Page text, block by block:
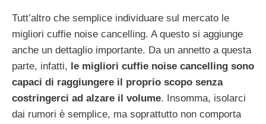
Tutt’altro che semplice individuare sul mercato le
migliori cuffie noise cancelling. A questo si aggiunge
anche un dettaglio importante. Da un annetto a questa
parte, infatti, le migliori cuffie noise cancelling sono
capaci di raggiungere il proprio scopo senza
costringerci ad alzare il volume. Insomma, isolarci
dai rumori è semplice, ma soprattutto non comporta